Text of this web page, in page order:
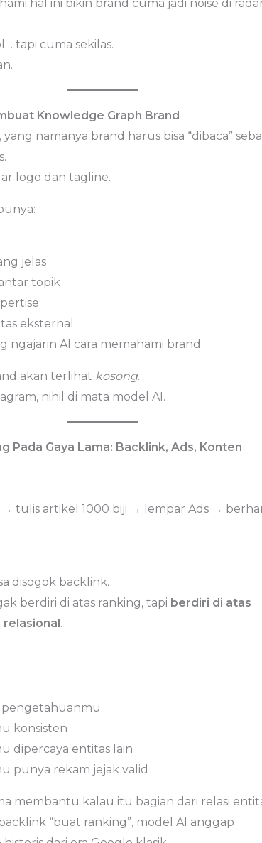
hal ini bikin brand cuma jadi noise di
tapi cuma sekilas.
Knowledge Graph Brand
, yang namanya brand harus bisa “dibaca”
logo dan tagline.
jelas
topik
eksternal
ngajarin AI cara memahami brand
akan terlihat kosong.
nihil di mata model AI.
Pada Gaya Lama: Backlink, Ads, Konten
→ tulis artikel 1000 biji → lempar Ads →
disogok backlink.
berdiri di atas ranking, tapi berdiri di atas
.
pengetahuanmu
konsisten
dipercaya entitas lain
punya rekam jejak valid
membantu kalau itu bagian dari relasi
“buat ranking”, model AI anggap